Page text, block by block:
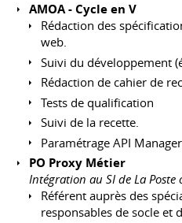
AMOA - Cycle en V
Rédaction des
web.
Suivi du développement
Rédaction de cahier de
Tests de qualification
Suivi de la recette.
Paramétrage API Manager.
PO Proxy Métier
Intégration au SI de La Poste
Référent auprès des
responsables de socle et